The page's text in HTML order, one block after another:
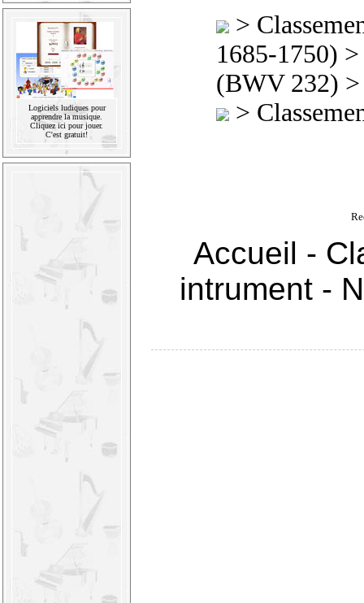
Logiciels ludiques pour
apprendre la musique.
Cliquez ici pour jouer.
C'est gratuit!
>
1685-1750)
(BWV 232)
>
Accueil -
intrument-